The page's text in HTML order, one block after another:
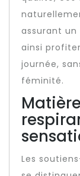
assurant
ainsi
journée,
féminité.
Les